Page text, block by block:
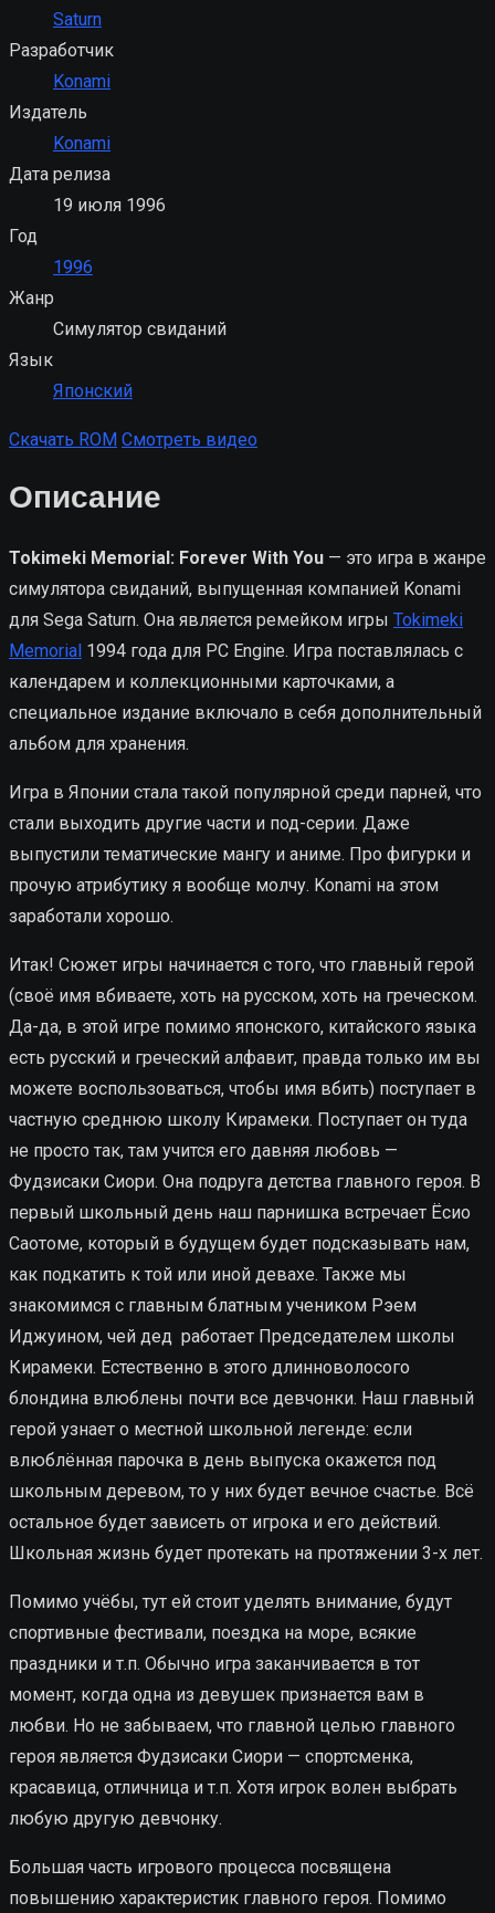
Saturn
Разработчик
Konami
Издатель
Konami
Дата релиза
19 июля 1996
Год
1996
Жанр
Симулятор свиданий
Язык
Японский
Скачать ROM Смотреть видео
Описание
Tokimeki Memorial: Forever With You — это игра в жанре
симулятора свиданий, выпущенная компанией Konami
для Sega Saturn. Она является ремейком игры Tokimeki
Memorial 1994 года для PC Engine. Игра поставлялась с
календарем и коллекционными карточками, а
специальное издание включало в себя дополнительный
альбом для хранения.
Игра в Японии стала такой популярной среди парней, что
стали выходить другие части и под-серии. Даже
выпустили тематические мангу и аниме. Про фигурки и
прочую атрибутику я вообще молчу. Konami на этом
заработали хорошо.
Итак! Сюжет игры начинается с того, что главный герой
(своё имя вбиваете, хоть на русском, хоть на греческом.
Да-да, в этой игре помимо японского, китайского языка
есть русский и греческий алфавит, правда только им вы
можете воспользоваться, чтобы имя вбить) поступает в
частную среднюю школу Кирамеки. Поступает он туда
не просто так, там учится его давняя любовь —
Фудзисаки Сиори. Она подруга детства главного героя. В
первый школьный день наш парнишка встречает Ёсио
Саотоме, который в будущем будет подсказывать нам,
как подкатить к той или иной девахе. Также мы
знакомимся с главным блатным учеником Рэем
Иджуином, чей дед работает Председателем школы
Кирамеки. Естественно в этого длинноволосого
блондина влюблены почти все девчонки. Наш главный
герой узнает о местной школьной легенде: если
влюблённая парочка в день выпуска окажется под
школьным деревом, то у них будет вечное счастье. Всё
остальное будет зависеть от игрока и его действий.
Школьная жизнь будет протекать на протяжении 3-х лет.
Помимо учёбы, тут ей стоит уделять внимание, будут
спортивные фестивали, поездка на море, всякие
праздники и т.п. Обычно игра заканчивается в тот
момент, когда одна из девушек признается вам в
любви. Но не забываем, что главной целью главного
героя является Фудзисаки Сиори — спортсменка,
красавица, отличница и т.п. Хотя игрок волен выбрать
любую другую девчонку.
Большая часть игрового процесса посвящена
повышению характеристик главного героя. Помимо